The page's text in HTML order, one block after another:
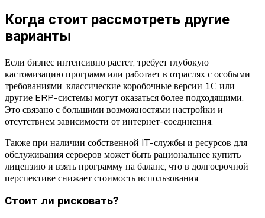
Когда стоит рассмотреть другие
варианты
Если бизнес интенсивно растет, требует глубокую
кастомизацию программ или работает в отраслях с особыми
требованиями, классические коробочные версии 1С или
другие ERP-системы могут оказаться более подходящими.
Это связано с большими возможностями настройки и
отсутствием зависимости от интернет-соединения.
Также при наличии собственной IT-службы и ресурсов для
обслуживания серверов может быть рациональнее купить
лицензию и взять программу на баланс, что в долгосрочной
перспективе снижает стоимость использования.
Стоит ли рисковать?